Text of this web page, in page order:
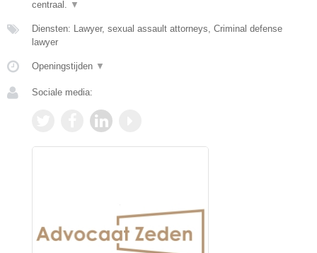
centraal. ▼
Diensten: Lawyer, sexual assault attorneys, Criminal defense
lawyer
Openingstijden ▼
Sociale media: